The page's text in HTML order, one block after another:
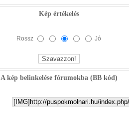
Kép értékelés
Rossz Jó
A kép belinkelése fórumokba (BB kód)